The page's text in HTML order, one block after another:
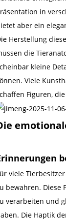
in
aber ein
Herstellung
die
kleine
Viele
Figuren,
viele
bewahren. Diese
verarbeiten und
Die Haptik